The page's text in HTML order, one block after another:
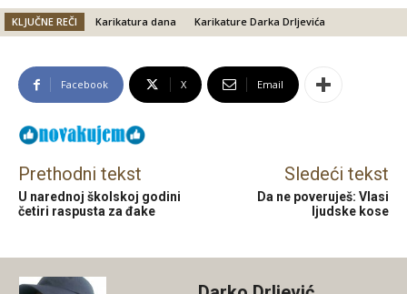
KLJUČNE REČI Karikatura dana Karikature Darka Drljevića
Facebook X Email
Prethodni tekst
U narednoj školskoj godini
četiri raspusta za đake
Sledeći tekst
Da ne poveruješ: Vlasi
ljudske kose